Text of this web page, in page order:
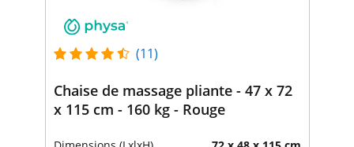
(11)
Chaise de massage pliante - 47 x 72
x 115 cm - 160 kg - Rouge